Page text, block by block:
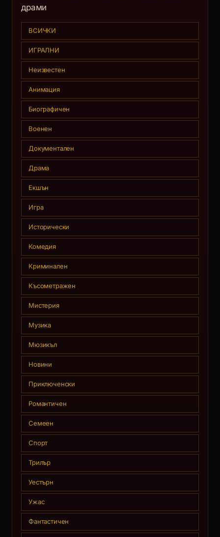
драми
ВСИЧКИ
ИГРАЛНИ
Неизвестен
Анимация
Биографичен
Военен
Документален
Драма
Екшън
Игра
Исторически
Комедия
Криминален
Късометражен
Мистерия
Музика
Мюзикъл
Новини
Приключенски
Романтичен
Семеен
Спорт
Трилър
Уестърн
Ужас
Фантастичен